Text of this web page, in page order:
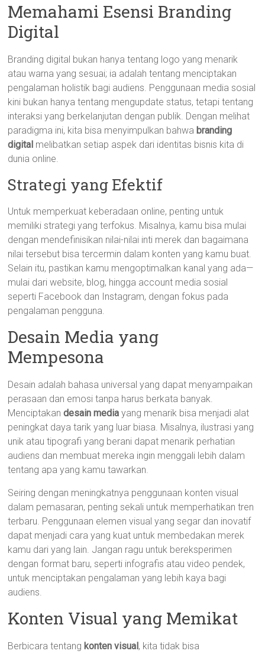
Memahami Esensi Branding
Digital
Branding digital bukan hanya tentang logo yang menarik
atau warna yang sesuai; ia adalah tentang menciptakan
pengalaman holistik bagi audiens. Penggunaan media sosial
kini bukan hanya tentang mengupdate status, tetapi tentang
interaksi yang berkelanjutan dengan publik. Dengan melihat
paradigma ini, kita bisa menyimpulkan bahwa branding
digital melibatkan setiap aspek dari identitas bisnis kita di
dunia online.
Strategi yang Efektif
Untuk memperkuat keberadaan online, penting untuk
memiliki strategi yang terfokus. Misalnya, kamu bisa mulai
dengan mendefinisikan nilai-nilai inti merek dan bagaimana
nilai tersebut bisa tercermin dalam konten yang kamu buat.
Selain itu, pastikan kamu mengoptimalkan kanal yang ada—
mulai dari website, blog, hingga account media sosial
seperti Facebook dan Instagram, dengan fokus pada
pengalaman pengguna.
Desain Media yang
Mempesona
Desain adalah bahasa universal yang dapat menyampaikan
perasaan dan emosi tanpa harus berkata banyak.
Menciptakandesain media yang menarik bisa menjadi alat
peningkat daya tarik yang luar biasa. Misalnya, ilustrasi yang
unik atau tipografi yang berani dapat menarik perhatian
audiens dan membuat mereka ingin menggali lebih dalam
tentang apa yang kamu tawarkan.
Seiring dengan meningkatnya penggunaan konten visual
dalam pemasaran, penting sekali untuk memperhatikan tren
terbaru. Penggunaan elemen visual yang segar dan inovatif
dapat menjadi cara yang kuat untuk membedakan merek
kamu dari yang lain. Jangan ragu untuk bereksperimen
dengan format baru, seperti infografis atau video pendek,
untuk menciptakan pengalaman yang lebih kaya bagi
audiens.
Konten Visual yang Memikat
Berbicara tentang konten visual, kita tidak bisa